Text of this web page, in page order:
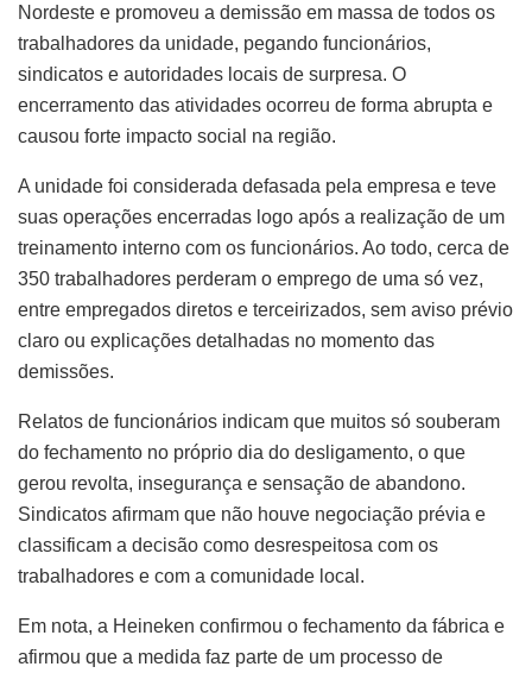
Nordeste e promoveu a demissão em massa de todos os
trabalhadores da unidade, pegando funcionários,
sindicatos e autoridades locais de surpresa. O
encerramento das atividades ocorreu de forma abrupta e
causou forte impacto social na região.
A unidade foi considerada defasada pela empresa e teve
suas operações encerradas logo após a realização de um
treinamento interno com os funcionários. Ao todo, cerca de
350 trabalhadores perderam o emprego de uma só vez,
entre empregados diretos e terceirizados, sem aviso prévio
claro ou explicações detalhadas no momento das
demissões.
Relatos de funcionários indicam que muitos só souberam
do fechamento no próprio dia do desligamento, o que
gerou revolta, insegurança e sensação de abandono.
Sindicatos afirmam que não houve negociação prévia e
classificam a decisão como desrespeitosa com os
trabalhadores e com a comunidade local.
Em nota, a Heineken confirmou o fechamento da fábrica e
afirmou que a medida faz parte de um processo de